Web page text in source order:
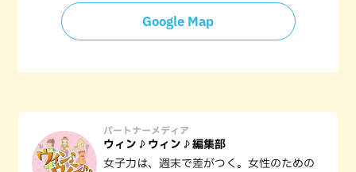
Google Map
パートナーメディア
ウィン♪ウィン♪編集部
女子力は、週末で差がつく。女性のための